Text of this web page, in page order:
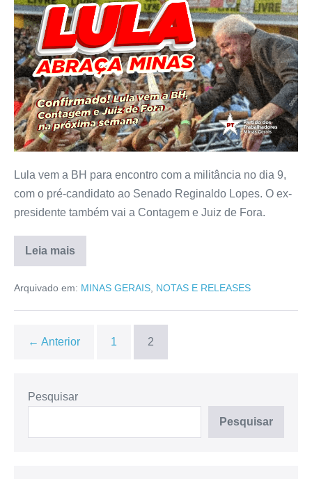
Lula vem a BH para encontro com a militância no dia 9,
com o pré-candidato ao Senado Reginaldo Lopes. O ex-
presidente também vai a Contagem e Juiz de Fora.
Leia mais
Arquivado em: MINAS GERAIS NOTAS E RELEASES
← Anterior 1 2
Pesquisar
Pesquisar